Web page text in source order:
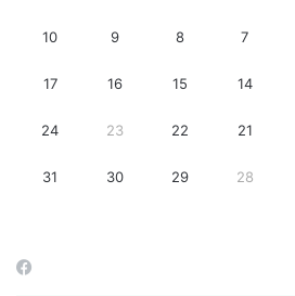
7
8
9
10
14
15
16
17
21
22
23
24
28
29
30
31